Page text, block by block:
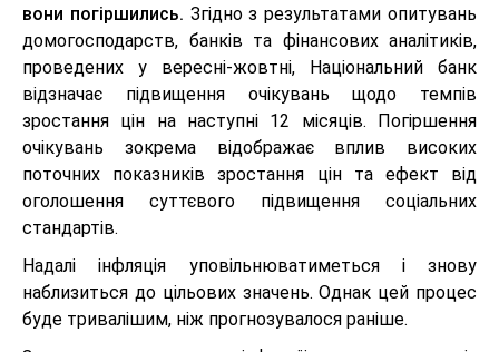
вони погіршились. Згідно з результатами опитувань
домогосподарств, банків та фінансових аналітиків,
проведених у вересні-жовтні, Національний банк
відзначає підвищення очікувань щодо темпів
зростання цін на наступні 12 місяців. Погіршення
очікувань зокрема відображає вплив високих
поточних показників зростання цін та ефект від
оголошення суттєвого підвищення соціальних
стандартів.
Надалі інфляція уповільнюватиметься і знову
наблизиться до цільових значень. Однак цей процес
буде тривалішим, ніж прогнозувалося раніше.